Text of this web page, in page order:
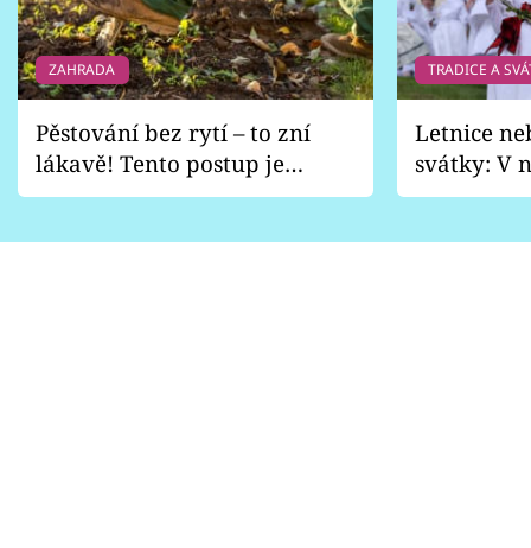
ZAHRADA
Pěstování bez rytí – to zní
lákavě! Tento postup je
vhodný jen pro některé
TRADICE A
Letnice
svátky: V
pondělí